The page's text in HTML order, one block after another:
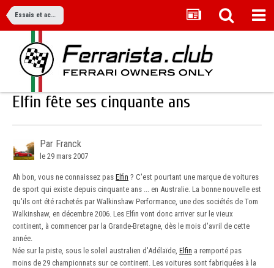
Essais et actualité
Elfin fête ses cinquante ans
Par Franck
le 29 mars 2007
Ah bon, vous ne connaissez pas Elfin ? C'est pourtant une marque de voitures
de sport qui existe depuis cinquante ans ... en Australie. La bonne nouvelle est
qu'ils ont été rachetés par Walkinshaw Performance, une des sociétés de Tom
Walkinshaw, en décembre 2006. Les Elfin vont donc arriver sur le vieux
continent, à commencer par la Grande-Bretagne, dès le mois d'avril de cette
année.
Née sur la piste, sous le soleil australien d'Adélaïde, Elfin a remporté pas
moins de 29 championnats sur ce continent. Les voitures sont fabriquées à la